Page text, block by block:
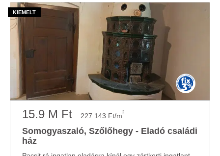
15.9 M Ft 227 143 Ft/m2
Somogyaszaló, Szőlőhegy - Eladó családi
ház